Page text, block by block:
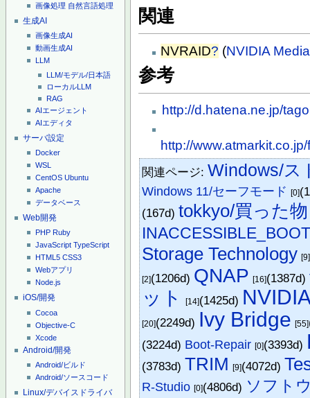
画像処理 自然言語処理
生成AI
画像生成AI
動画生成AI
LLM
LLM/モデル/日本語
ローカルLLM
RAG
AIエージェント
AIエディタ
サーバ設定
Docker
WSL
CentOS Ubuntu
Apache
データベース
Web開発
PHP Ruby
JavaScript TypeScript
HTML5 CSS3
Webアプリ
Node.js
iOS/開発
Cocoa
Objective-C
Xcode
Android/開発
Android/ビルド
Android/ソースコード
Linux/デバイスドライバ
関連
NVRAID? (NVIDIA
参考
http://d.hatena.ne.jp/
http://
関連ページ: Windows/ス
Windows 11/セーフモード [0]
(167d)tokkyo/買った物
Storage Technology [9]
[2](1206d) QNAP [16](1387d)
ット [14](1425d)
[20](2249d) Ivy Bridge [55]
(3224d) Boot-Repair [0](3393d)
(3783d) TRIM [9](4072d)
R-Studio [0](4806d) ソフト